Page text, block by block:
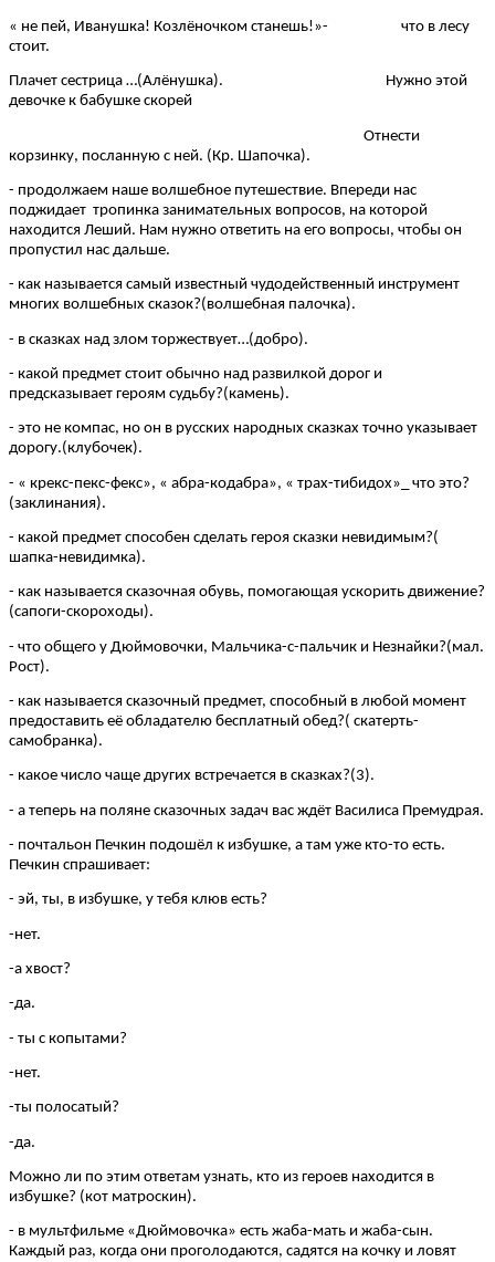
« не пей, Иванушка! Козлёночком станешь!»- что в лесу
стоит.
Плачет сестрица …(Алёнушка). Нужно этой
девочке к бабушке скорей
Отнести
корзинку, посланную с ней. (Кр. Шапочка).
- продолжаем наше волшебное путешествие. Впереди нас
поджидает тропинка занимательных вопросов, на которой
находится Леший. Нам нужно ответить на его вопросы, чтобы он
пропустил нас дальше.
- как называется самый известный чудодейственный инструмент
многих волшебных сказок?(волшебная палочка).
- в сказках над злом торжествует…(добро).
- какой предмет стоит обычно над развилкой дорог и
предсказывает героям судьбу?(камень).
- это не компас, но он в русских народных сказках точно указывает
дорогу.(клубочек).
- « крекс-пекс-фекс», « абра-кодабра», « трах-тибидох»_ что это?
(заклинания).
- какой предмет способен сделать героя сказки невидимым?(
шапка-невидимка).
- как называется сказочная обувь, помогающая ускорить движение?
(сапоги-скороходы).
- что общего у Дюймовочки, Мальчика-с-пальчик и Незнайки?(мал.
Рост).
- как называется сказочный предмет, способный в любой момент
предоставить её обладателю бесплатный обед?( скатерть-
самобранка).
- какое число чаще других встречается в сказках?(3).
- а теперь на поляне сказочных задач вас ждёт Василиса Премудрая.
- почтальон Печкин подошёл к избушке, а там уже кто-то есть.
Печкин спрашивает:
- эй, ты, в избушке, у тебя клюв есть?
-нет.
-а хвост?
-да.
- ты с копытами?
-нет.
-ты полосатый?
-да.
Можно ли по этим ответам узнать, кто из героев находится в
избушке? (кот матроскин).
- в мультфильме «Дюймовочка» есть жаба-мать и жаба-сын.
Каждый раз, когда они проголодаются, садятся на кочку и ловят